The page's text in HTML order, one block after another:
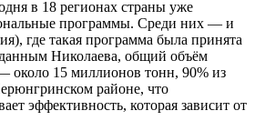
в 18 регионах страны уже
программы. Среди них — и
где такая программа была принята
Николаева, общий объём
около 15 миллионов тонн, 90% из
районе, что
эффективность, которая зависит от